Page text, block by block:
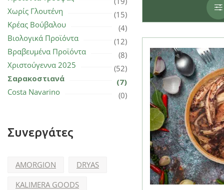
Χωρίς Γλουτένη
(15)
Κρέας Βούβαλου
(4)
Βιολογικά Προϊόντα
(12)
Βραβευμένα Προϊόντα
(8)
Χριστούγεννα 2025
(52)
Σαρακοστιανά
(7)
Costa Navarino
(0)
Συνεργάτες
AMORGION
DRYAS
KALIMERA GOODS